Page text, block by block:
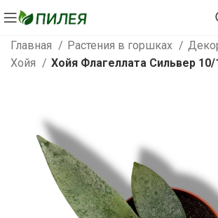
Главная Растения в горшках
Хойя
Хойя Флагеллата Сильвер 10/